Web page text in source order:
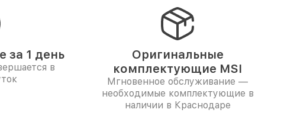
за 1 день
в
Оригинальные
комплектующие MSI
Мгновенное обслуживание —
необходимые комплектующие в
наличии в Краснодаре